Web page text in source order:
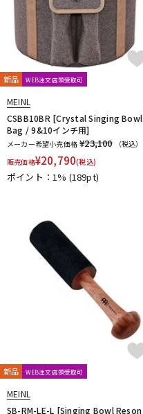
新品 WEB注文店頭受取可
MEINL
CSBB10BR [Crystal Singing Bowl
Bag / 9&10インチ用]
メーカー希望小売価格 ¥23,100
（税込）
販売価格¥20,790(税込)
ポイント：1% (189pt)
新品 WEB注文店頭受取可
MEINL
SB-RM-LE-L [Singing Bowl Reson